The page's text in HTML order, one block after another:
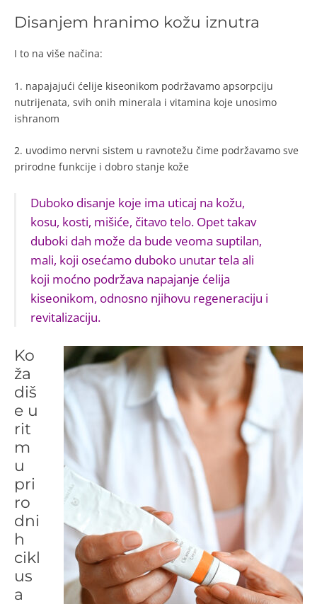
Disanjem hranimo kožu iznutra
I to na više načina:
1. napajajući ćelije kiseonikom podržavamo apsorpciju
nutrijenata, svih onih minerala i vitamina koje unosimo
ishranom
2. uvodimo nervni sistem u ravnotežu čime podržavamo sve
prirodne funkcije i dobro stanje kože
Duboko disanje koje ima uticaj na kožu,
kosu, kosti, mišiće, čitavo telo. Opet takav
duboki dah može da bude veoma suptilan,
mali, koji osećamo duboko unutar tela ali
koji moćno podržava napajanje ćelija
kiseonikom, odnosno njihovu regeneraciju i
revitalizaciju.
Ko
ža
diš
e u
rit
m
u
pri
ro
dni
h
cikl
us
a